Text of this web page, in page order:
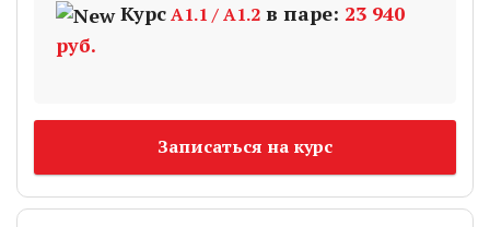
КурсА1.1 / А1.2 в паре: 23 940
руб.
Записаться на курс